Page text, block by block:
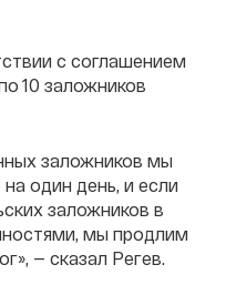
с соглашением
10 заложников
заложников мы
один день, и если
заложников в
мы продлим
— сказал Регев.